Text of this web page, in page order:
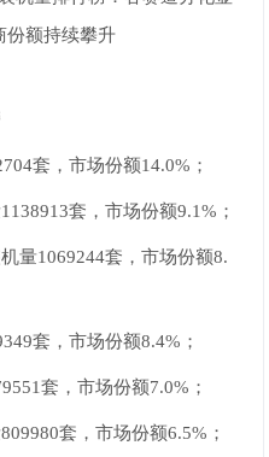
套，市场份额14.0%；
套，市场份额9.1%；
量1069244套，市场份额8.
套，市场份额8.4%；
套，市场份额7.0%；
套，市场份额6.5%；